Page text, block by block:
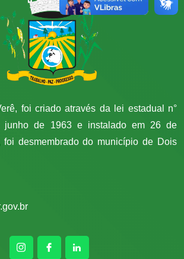
foi criado através da lei estadual n°
junho de 1963 e instalado em 26 de
foi desmembrado do município de Dois